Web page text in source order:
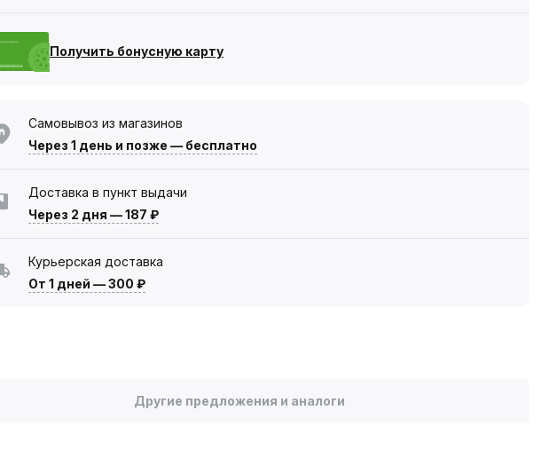
Получить бонусную карту
Самовывоз из магазинов
Через 1 день и позже — бесплатно
Доставка в пункт выдачи
Через 2 дня —187 ₽
Курьерская доставка
От 1 дней —300 ₽
Другие предложения и аналоги